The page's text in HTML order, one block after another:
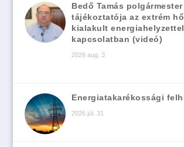
Bedő Tamás polgármester
tájékoztatója az extrém
kialakult energiahelyzettel
kapcsolatban (videó)
2026 aug. 3
Energiatakarékossági
2026 júl. 31